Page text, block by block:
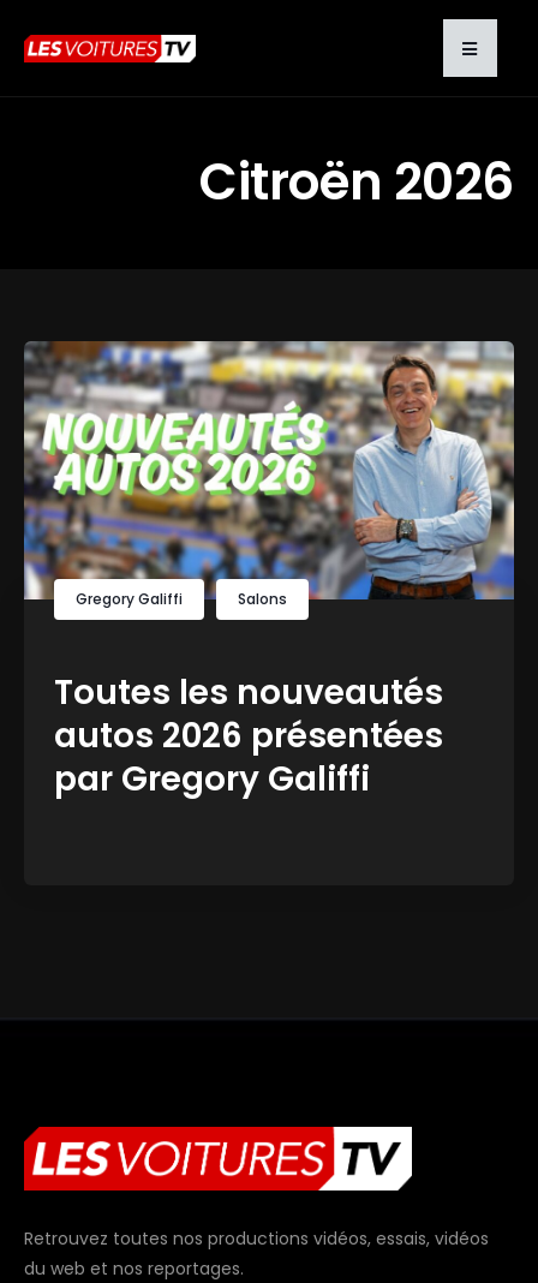
Citroën 2026
Gregory Galiffi Salons
Toutes les nouveautés
autos 2026 présentées
par Gregory Galiffi
Retrouvez toutes nos productions vidéos, essais, vidéos
du web et nos reportages.